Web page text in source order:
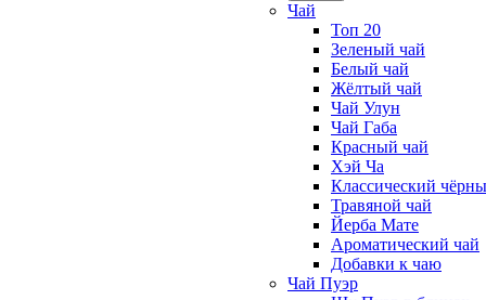
Чай
Топ 20
Зеленый чай
Белый чай
Жёлтый чай
Чай Улун
Чай Габа
Красный чай
Хэй Ча
Классический
Травяной чай
Йерба Мате
Ароматический чай
Добавки к чаю
Чай Пуэр